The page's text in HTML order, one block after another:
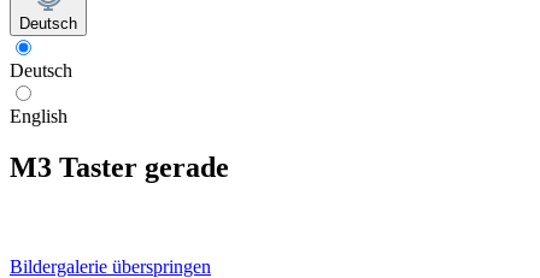
Deutsch
Deutsch
English
M3 Taster gerade
Bildergalerie überspringen